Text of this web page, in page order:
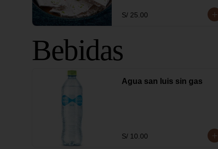
S/ 25.00
Bebidas
Agua san luis sin gas
S/ 10.00